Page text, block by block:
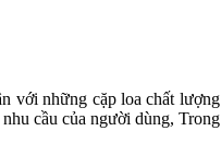
những cặp loa chất
cầu của người dùng,